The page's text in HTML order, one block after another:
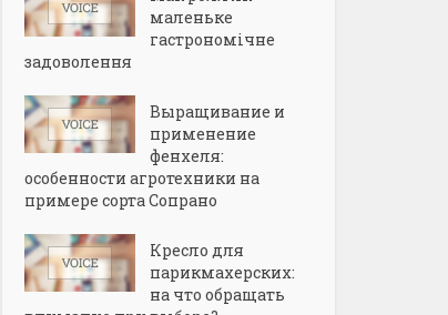
маленьке
гастрономічне
задоволення
Выращивание и
применение
фенхеля:
особенности агротехники на
примере сорта Сопрано
Кресло для
парикмахерских:
на что обращать